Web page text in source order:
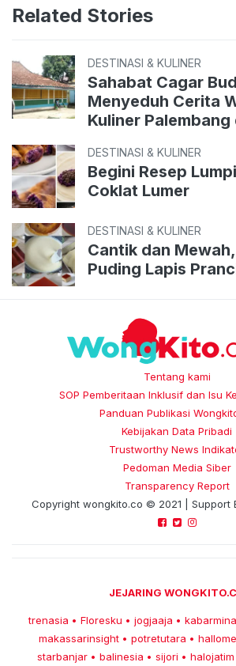
Related Stories
DESTINASI & KULINER
Sahabat Cagar
Menyeduh Cerita
Kuliner
DESTINASI & KULINER
Begini Resep
Coklat Lumer
DESTINASI & KULINER
Cantik dan
Puding Lapis
Tentang kami
SOP Pemberitaan Inklusif dan Isu
Panduan Publikasi
Kebijakan Data Pribadi
Trustworthy News
Pedoman Media Siber
Transparency Report
Copyright wongkito.co © 2021 | Support
JEJARING
trenasia • Floresku • jogjaaja •
makassarinsight • potretutara •
starbanjar • balinesia • sijori • halojatim